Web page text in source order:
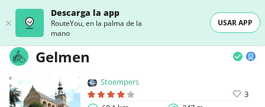
Descarga la app
RouteYou, en la palma de la
mano
USAR APP
Gelmen
Stoempers
3